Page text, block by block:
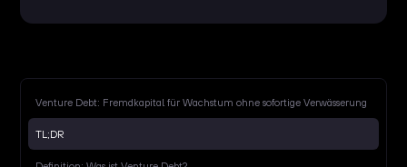
Venture Debt: Fremdkapital für Wachstum ohne sofortige Verwässerung
TL;DR